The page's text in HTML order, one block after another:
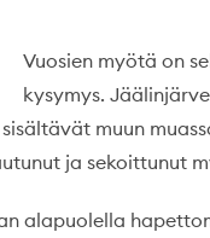
Vuosien myötä on
kysymys.
muun
ja sekoittunut
alapuolella